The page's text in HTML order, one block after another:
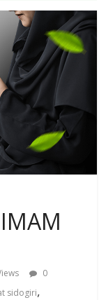
0
sidogiri,